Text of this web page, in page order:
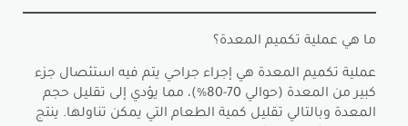
ما هي عملية تكميم المعدة؟
عملية تكميم المعدة هي إجراء جراحي يتم فيه استئصال جزء
كبير من المعدة (حوالي 70-80%)، مما يؤدي إلى تقليل حجم
المعدة وبالتالي تقليل كمية الطعام التي يمكن تناولها. ينتج